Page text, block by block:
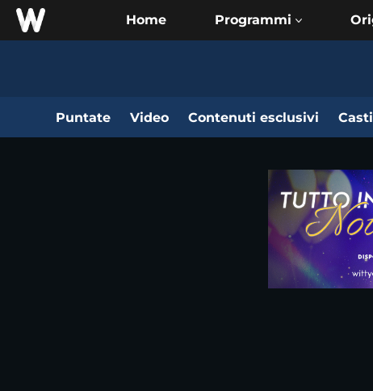
Home
Puntate Video Contenuti esclusivi